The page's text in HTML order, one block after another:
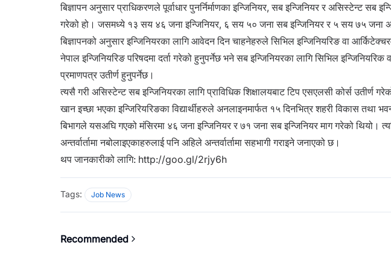
बिज्ञापन अनुसार प्राधिकरणले पूर्वाधार पुनर्निर्माणका इन्जिनियर, सब इन्जिनियर र असिस्टेन्ट सब
गरेको हो। जसमध्ये १३ सय ४६ जना इन्जिनियर, ६ सय ५० जना सब इन्जिनियर र ५ सय ७५ जना
बिज्ञापनको अनुसार इन्जिनियरका लागि आवेदन दिन चाहनेहरुले सिभिल इन्जिनियरिङ वा
नेपाल इन्जिनियरिङ परिषदमा दर्ता गरेको हुनुपर्नेछ भने सब इन्जिनियरका लागि सिभिल इन्जिनियरिक
प्रमाणपत्र उतीर्ण हुनुपर्नेछ।
त्यसै गरी असिस्टेन्ट सब इन्जिनियरका लागि प्राविधिक शिक्षालयबाट टिप एसएलसी कोर्स उतीर्ण
खान इच्छा भएका इन्जिरियरिङका विद्यार्थीहरुले अनलाइनमार्फत १५ दिनभित्र शहरी विकास तथा
बिभागले यसअघि गएको मंसिरमा ४६ जना इन्जिनियर र ७१ जना सब इन्जिनियर माग गरेको थियो।
अन्तर्वार्तामा नबोलाइएकाहरुलाई पनि अहिले अन्तर्वार्तामा सहभागी गराइने जनाएको छ।
थप जानकारीको लागि: http://goo.gl/2rjy6h
Tags: Job News
Recommended